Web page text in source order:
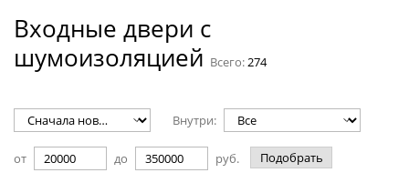
Входные двери с
шумоизоляцией Всего:274
Внутри:
от до руб. Подобрать